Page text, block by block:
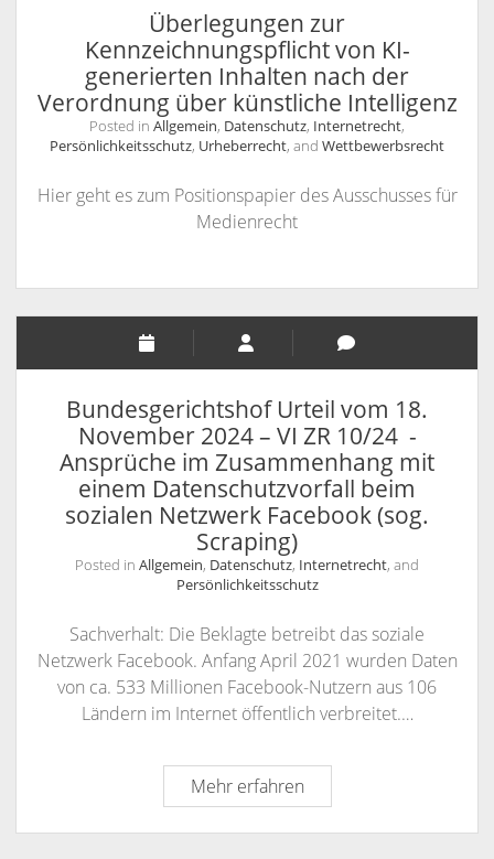
Weitere
Entscheidungen
zu
Abmahnungen
von
Mitgliedern
ver.di-
Arbeitsgericht
Berlin,
vom
10.
Juli
2025,
Aktenzeichen
Ca
10500/24
und
59
Ca
10638/24
Überlegungen zur
Kennzeichnungspflicht von KI-
generierten Inhalten nach der
Verordnung über künstliche Intelligenz
Posted in Allgemein, Datenschutz, Internetrecht,
Persönlichkeitsschutz, Urheberrecht, and Wettbewerbsrecht
Hier geht es zum Positionspapier des Ausschusses für
Medienrecht
Bundesgerichtshof Urteil vom 18.
November 2024 – VI ZR 10/24 -
Ansprüche im Zusammenhang mit
einem Datenschutzvorfall beim
sozialen Netzwerk Facebook (sog.
Scraping)
Posted in Allgemein, Datenschutz, Internetrecht, and
Persönlichkeitsschutz
Sachverhalt: Die Beklagte betreibt das soziale
Netzwerk Facebook. Anfang April 2021 wurden Daten
von ca. 533 Millionen Facebook-Nutzern aus 106
Ländern im Internet öffentlich verbreitet.…
Mehr erfahrenBundesgerichtshof
Urteil
vom